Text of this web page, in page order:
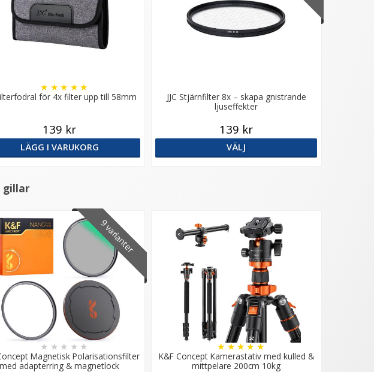
för 4x filter upp till 58mm
★ ★ ★ ★ ★
139 kr
LÄGG I VARUKORG
JJC Stjärnfilter 8x – skapa gnistrande
ljuseffekter
139 kr
VÄLJ
gillar
9 varianter
Magnetisk Polarisationsfilter
med adapterring & magnetlock
★ ★ ★ ★ ★
K&F Concept Kamerastativ med kulled &
mittpelare 200cm 10kg
★★★ ★★